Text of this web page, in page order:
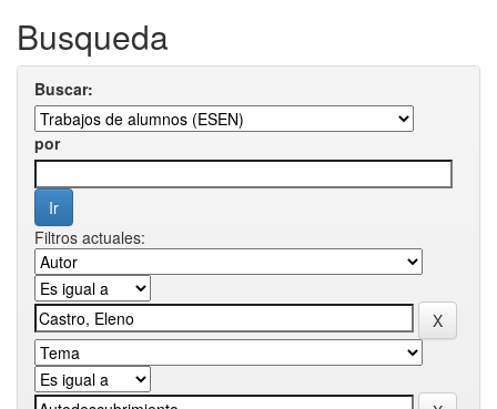
Busqueda
Buscar:
por
Filtros actuales: